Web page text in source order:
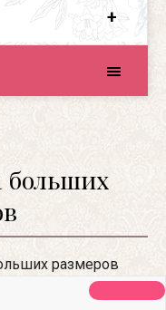
больших
размеров